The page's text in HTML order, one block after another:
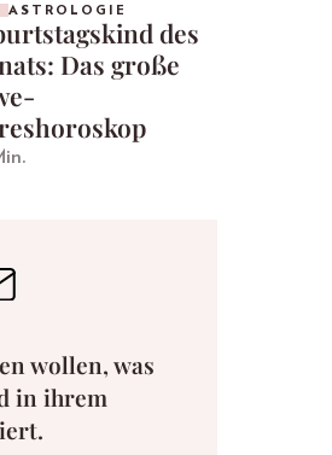
ASTROLOGIE
des
Das große
wollen, was
in ihrem